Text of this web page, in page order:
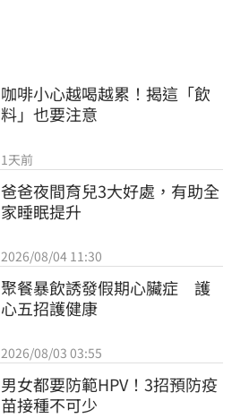
咖啡小心越喝越累！揭這「飲
料」也要注意
1天前
爸爸夜間育兒3大好處，有助全
家睡眠提升
2026/08/04 11:30
聚餐暴飲誘發假期心臟症　護
心五招護健康
2026/08/03 03:55
男女都要防範HPV！3招預防疫
苗接種不可少